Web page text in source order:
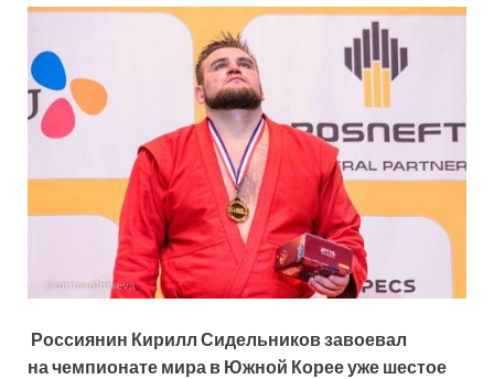
Россиянин Кирилл Сидельников завоевал
на чемпионате мира в Южной Корее уже шестое